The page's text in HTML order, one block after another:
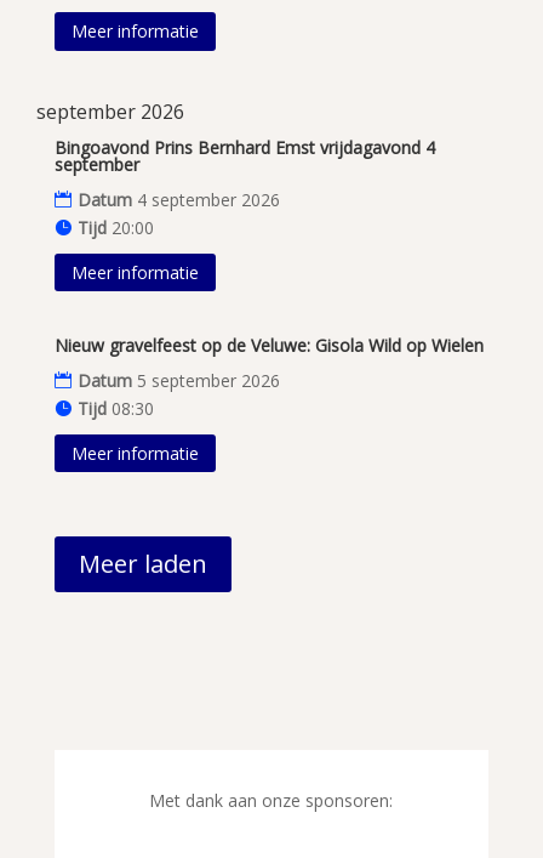
Meer informatie
september 2026
Bingoavond Prins Bernhard Emst vrijdagavond 4
september
Datum 4 september 2026
Tijd 20:00
Meer informatie
Nieuw gravelfeest op de Veluwe: Gisola Wild op Wielen
Datum 5 september 2026
Tijd 08:30
Meer informatie
Meer laden
Met dank aan onze sponsoren: